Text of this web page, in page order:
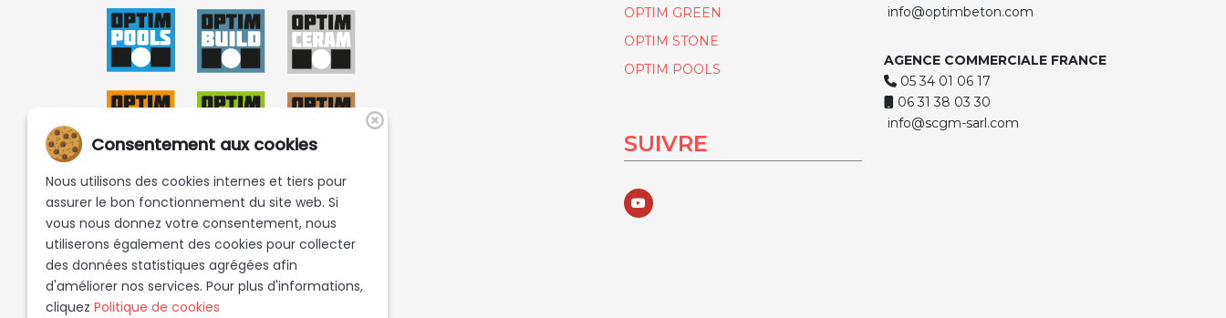
OPTIM GREEN
OPTIM STONE
OPTIM POOLS
SUIVRE
info@optimbeton.com
AGENCE COMMERCIALE FRANCE
05 34 01 06 17
06 31 38 03 30
info@scgm-sarl.com
Consentement aux cookies
Nous utilisons des cookies internes et tiers pour
assurer le bon fonctionnement du site web. Si
vous nous donnez votre consentement, nous
utiliserons également des cookies pour collecter
des données statistiques agrégées afin
d'améliorer nos services. Pour plus d'informations,
cliquez Politique de cookies